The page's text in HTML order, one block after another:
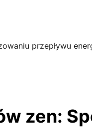
przepływu
zen: